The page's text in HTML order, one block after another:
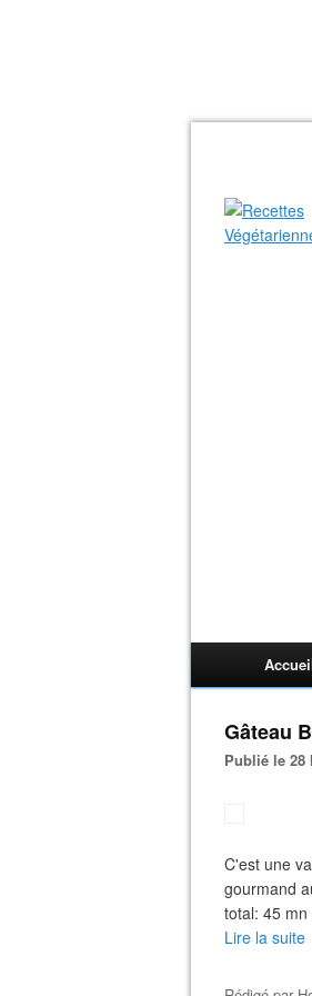
Gâteau
Publié le
C'est une
gourmand
total: 45
Lire la suite